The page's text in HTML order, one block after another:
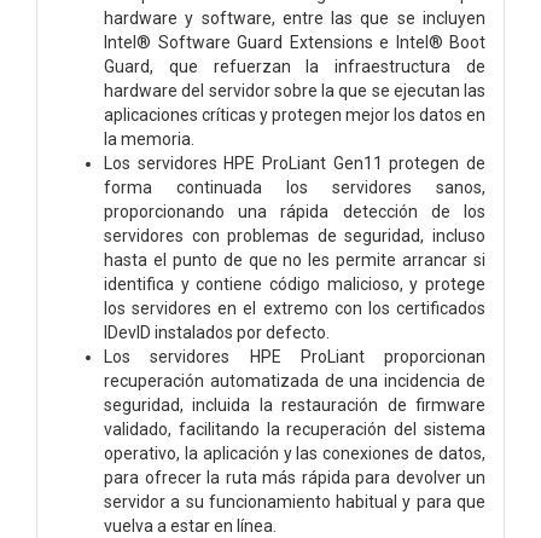
hardware y software, entre las que se incluyen
Intel® Software Guard Extensions e Intel® Boot
Guard, que refuerzan la infraestructura de
hardware del servidor sobre la que se ejecutan las
aplicaciones críticas y protegen mejor los datos en
la memoria.
Los servidores HPE ProLiant Gen11 protegen de
forma continuada los servidores sanos,
proporcionando una rápida detección de los
servidores con problemas de seguridad, incluso
hasta el punto de que no les permite arrancar si
identifica y contiene código malicioso, y protege
los servidores en el extremo con los certificados
IDevID instalados por defecto.
Los servidores HPE ProLiant proporcionan
recuperación automatizada de una incidencia de
seguridad, incluida la restauración de firmware
validado, facilitando la recuperación del sistema
operativo, la aplicación y las conexiones de datos,
para ofrecer la ruta más rápida para devolver un
servidor a su funcionamiento habitual y para que
vuelva a estar en línea.